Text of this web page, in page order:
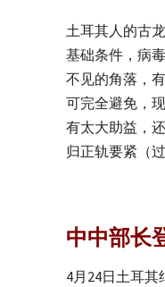
土耳其人的古
基础条件，病
不见的角落，
可完全避免，
有太大助益，
归正轨要紧（
中中部长
4月24日土耳其